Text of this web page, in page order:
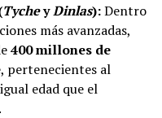
TycheyDinlas):Dentro
más avanzadas,
400 millones de
, pertenecientes al
edad que el